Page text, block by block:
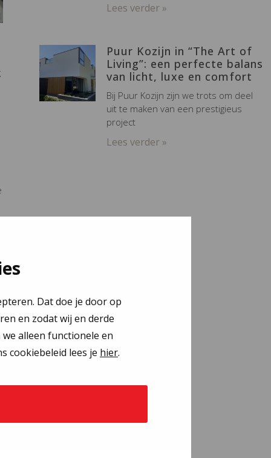
Dat doe je door op
en zodat wij en derde
alleen functionele en
cookiebeleid lees je hier.
Lees verder »
Puur Kozijn in “The Art of
Living”: een perfecte balans
van licht, luxe en comfort
Bij Puur Kozijn zijn we trots om deel
uit te maken van een prestigieus
project
Lees verder »